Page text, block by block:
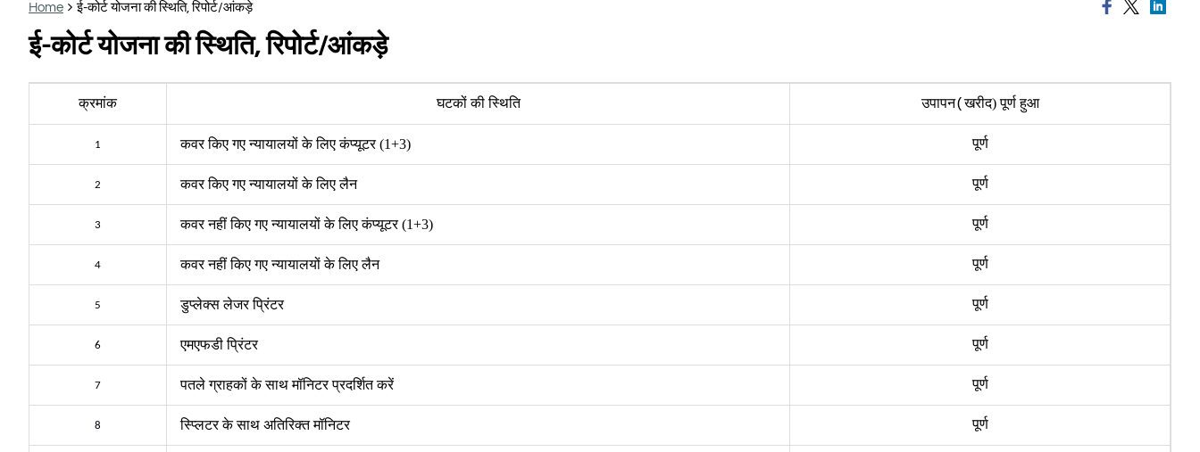
Home ई-कोर्ट योजना की स्थिति, रिपोर्ट/आंकड़े
ई-कोर्ट योजना की स्थिति, रिपोर्ट/आंकड़े
क्रमांक घटकों की स्थिति उपापन(खरीद)पूर्ण हुआ
1 कवर किए गए न्यायालयों के लिए कंप्यूटर(1+3) पूर्ण
2 कवर किए गए न्यायालयों के लिए लैन पूर्ण
3 कवर नहीं किए गए न्यायालयों के लिए कंप्यूटर(1+3) पूर्ण
4 कवर नहीं किए गए न्यायालयों के लिए लैन पूर्ण
5 डुप्लेक्स लेजर प्रिंटर पूर्ण
6 एमएफडी प्रिंटर पूर्ण
7 पतले ग्राहकों के साथ मॉनिटर प्रदर्शित करें पूर्ण
8 स्प्लिटर के साथ अतिरिक्त मॉनिटर पूर्ण